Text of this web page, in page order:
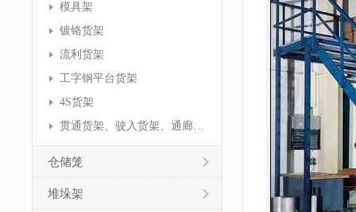
模具架
镀铬货架
流利货架
工字钢平台货架
4S货架
贯通货架、驶入货架、通廊货架
仓储笼
堆垛架